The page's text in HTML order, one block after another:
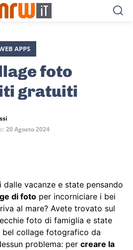
APPS
foto
gratuiti
20 Agosto 2024
dalle vacanze e state pensando
di foto per incorniciare i bei
al mare? Avete trovato sul
foto di famiglia e state
bel collage fotografico da
problema: per creare la